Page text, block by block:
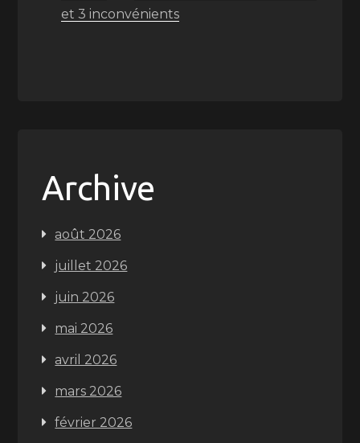
et 3 inconvénients
Archive
août 2026
juillet 2026
juin 2026
mai 2026
avril 2026
mars 2026
février 2026